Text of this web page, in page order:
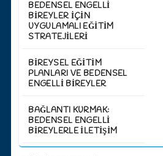
BEDENSEL ENGELLI
BIREYLER İÇIN
UYGULAMALI EĞITIM
STRATEJILERI
BIREYSEL EĞITIM
PLANLARI VE BEDENSEL
ENGELLI BIREYLER
BAĞLANTI KURMAK:
BEDENSEL ENGELLI
BIREYLERLE İLETIŞIM